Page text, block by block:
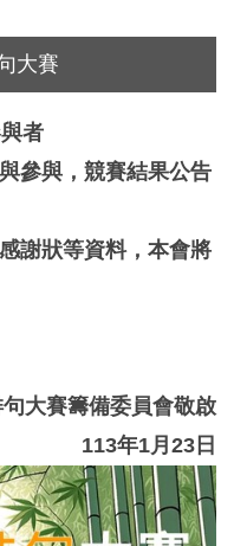
大賽
者
參與，競賽結果公告
謝狀等資料，本會將
送手續。
大賽籌備委員會敬啟
113年1月23日